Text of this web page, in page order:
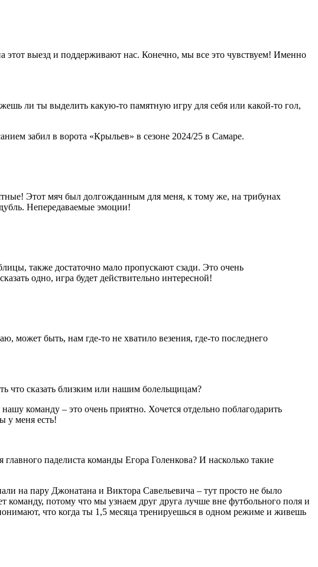
этот выезд и поддерживают нас. Конечно, мы все это чувствуем! Именно
ли ты выделить какую-то памятную игру для себя или какой-то гол,
забил в ворота «Крыльев» в сезоне 2024/25 в Самаре.
Этот мяч был долгожданным для меня, к тому же, на трибунах
Непередаваемые эмоции!
также достаточно мало пропускают сзади. Это очень
одно, игра будет действительно интересной!
быть, нам где-то не хватило везения, где-то последнего
что сказать близким или нашим болельщицам?
команду – это очень приятно. Хочется отдельно поблагодарить
у меня есть!
паделиста команды Егора Голенкова? И насколько такие
на пару Джонатана и Виктора Савельевича – тут просто не было
команду, потому что мы узнаем друг друга лучше вне футбольного поля и
что когда ты 1,5 месяца тренируешься в одном режиме и живешь